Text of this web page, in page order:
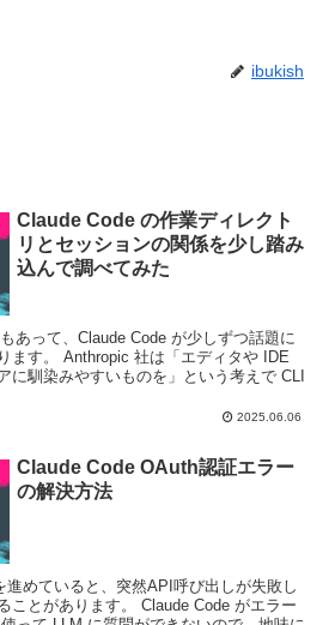
ibukish
Claude Code の作業ディレクト
リとセッションの関係を少し踏み
込んで調べてみた
あって、Claude Code が少しずつ話題に
ます。 Anthropic 社は「エディタや IDE
に馴染みやすいものを」という考えで CLI
2025.06.06
Claude Code OAuth認証エラー
の解決方法
進めていると、突然API呼び出しが失敗し
ことがあります。 Claude Code がエラー